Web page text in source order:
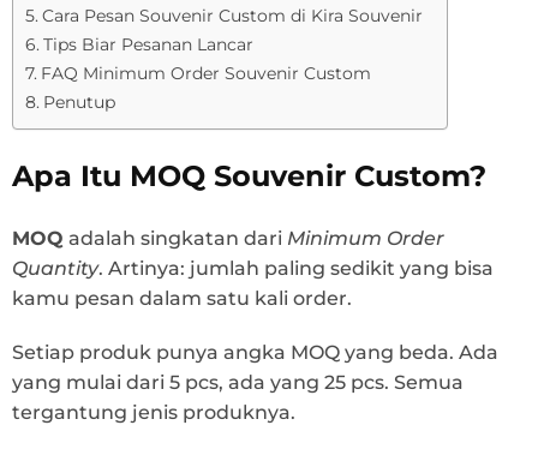
Cara Pesan Souvenir Custom di Kira Souvenir
Tips Biar Pesanan Lancar
FAQ Minimum Order Souvenir Custom
Penutup
Apa Itu MOQ Souvenir Custom?
MOQ adalah singkatan dari Minimum Order
Quantity. Artinya: jumlah paling sedikit yang bisa
kamu pesan dalam satu kali order.
Setiap produk punya angka MOQ yang beda. Ada
yang mulai dari 5 pcs, ada yang 25 pcs. Semua
tergantung jenis produknya.